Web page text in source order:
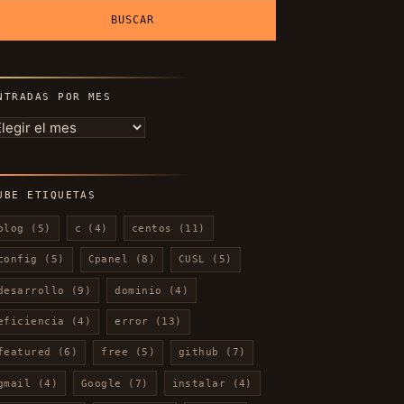
POR MES
ETIQUETAS
blog (5) c (4) centos (11)
(5) Cpanel (8) CUSL (5)
(9) dominio (4)
(4) error (13)
(6) free (5) github (7)
(4) Google (7) instalar (4)